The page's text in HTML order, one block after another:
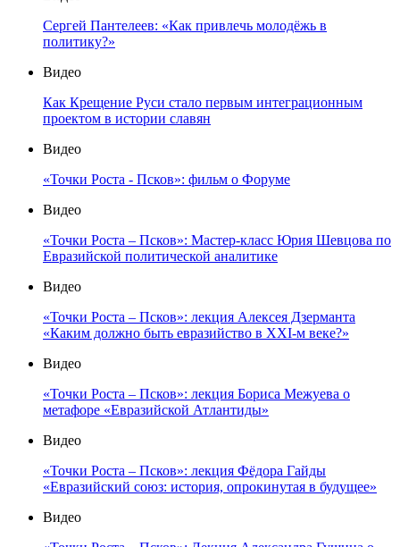
Сергей Пантелеев: «Как привлечь молодёжь в
политику?»
Видео
Как Крещение Руси стало первым интеграционным
проектом в истории славян
Видео
«Точки Роста - Псков»: фильм о Форуме
Видео
«Точки Роста – Псков»: Мастер-класс Юрия Шевцова по
Евразийской политической аналитике
Видео
«Точки Роста – Псков»: лекция Алексея Дзерманта
«Каким должно быть евразийство в XXI-м веке?»
Видео
«Точки Роста – Псков»: лекция Бориса Межуева о
метафоре «Евразийской Атлантиды»
Видео
«Точки Роста – Псков»: лекция Фёдора Гайды
«Евразийский союз: история, опрокинутая в будущее»
Видео